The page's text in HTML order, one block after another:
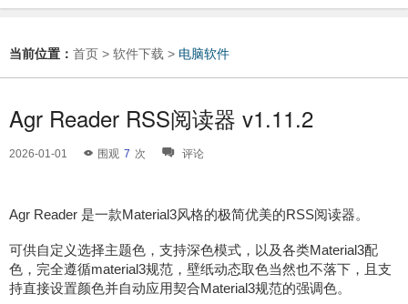
当前位置： 首页 > 软件下载 > 电脑软件
Agr Reader RSS阅读器 v1.11.2
2026-01-01 围观 7 次 评论
Agr Reader 是一款Material3风格的极简优美的RSS阅读器。
可供自定义选择主题色，支持深色模式，以及各类Material3配
色，完全遵循material3规范，壁纸动态取色当然也不落下，且支
持直接设置颜色并自动应用契合Material3规范的强调色。